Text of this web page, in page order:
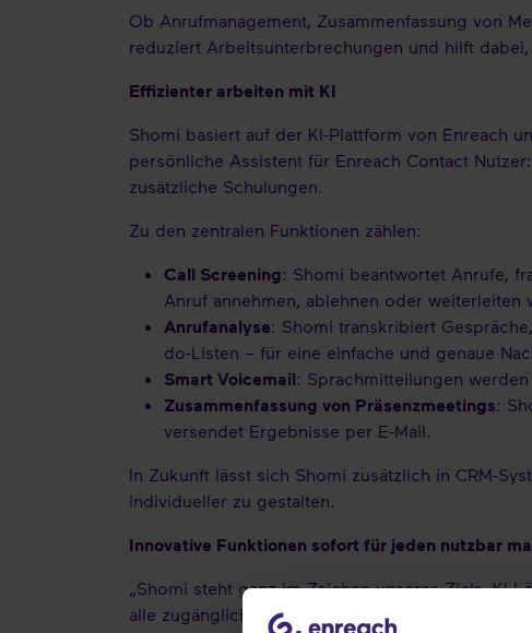
Ob Anrufmanagement, Zusammenfassung von
reduziert Arbeitsunterbrechungen und hilft
Effizienter arbeiten mit KI
Shomi basiert auf der KI-Plattform von Enreach
persönliche Assistent für Enreach Contact
zusätzliche Schulungen.
Zu den zentralen Funktionen zählen:
Call Screening: Shomi beantwortet Anrufe,
Anruf annehmen, ablehnen oder
Anrufanalyse: Shomi transkribiert
do-Listen – für eine einfache und genaue
Smart Voicemail: Sprachmitteilungen
Zusammenfassung von Präsenzmeetings:
versendet Ergebnisse per E-Mail.
In Zukunft lässt sich Shomi zusätzlich in CRM-
individueller zu gestalten.
Innovative Funktionen sofort für jeden nutzbar
„Shomi steht ganz im Zeichen unseres Ziels,
alle zugänglich“, sagt Koen van Geffen, Chief